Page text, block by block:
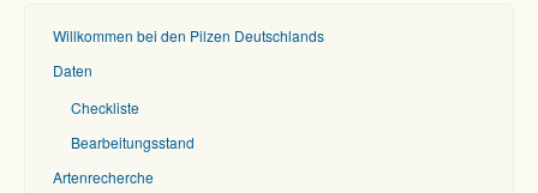
Willkommen bei den Pilzen Deutschlands
Daten
Checkliste
Bearbeitungsstand
Artenrecherche